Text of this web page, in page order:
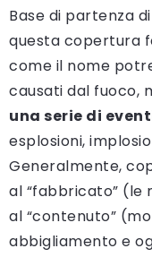
Base di partenza
questa copertura
come il nome
causati dal fuoco,
una serie di
esplosioni,
Generalmente,
al “fabbricato” (le
al “contenuto”
abbigliamento e